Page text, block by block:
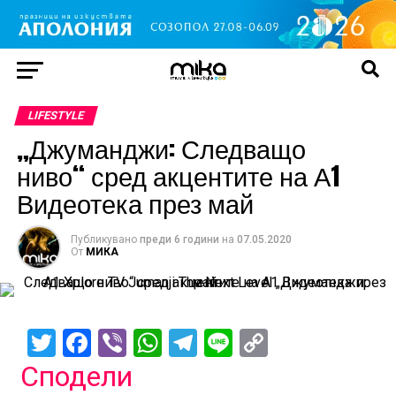
LIFESTYLE
„Джуманджи: Следващо
ниво“ сред акцентите на А1
Видеотека през май
Публикувано преди 6 години на 07.05.2020
От МИКА
TwitterFacebook
ViberWhatsApp
Telegram
Line
Сподели